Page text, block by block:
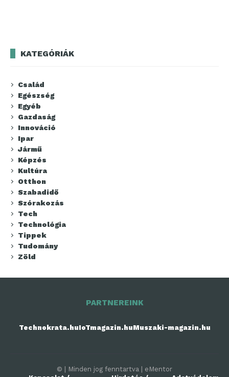
KATEGÓRIÁK
Család
Egészség
Egyéb
Gazdaság
Innováció
Ipar
Jármű
Képzés
Kultúra
Otthon
Szabadidő
Szórakozás
Tech
Technológia
Tippek
Tudomány
Zöld
PARTNEREINK
Technokrata.huIoTmagazin.huMuszaki-magazin.hu
© | Minden jog fenntartva | eMentor